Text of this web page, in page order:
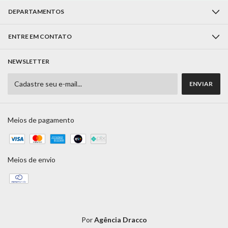
DEPARTAMENTOS
ENTRE EM CONTATO
NEWSLETTER
Meios de pagamento
Meios de envio
PorAgência Dracco